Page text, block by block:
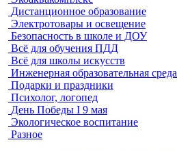
Дистанционное образование
Электротовары и освещение
Безопасность в школе и ДОУ
Всё для обучения ПДД
Всё для школы искусств
Инженерная образовательная среда
Подарки и праздники
Психолог, логопед
День Победы I 9 мая
Экологическое воспитание
Разное